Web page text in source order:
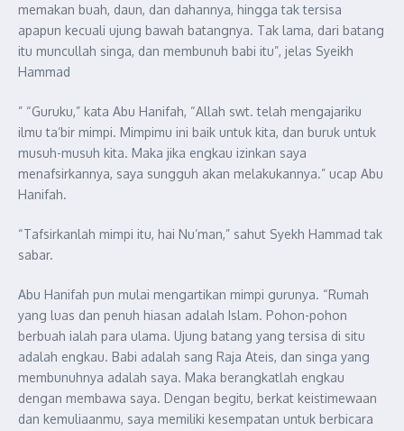
memakan buah, daun, dan dahannya, hingga tak tersisa
apapun kecuali ujung bawah batangnya. Tak lama, dari batang
itu muncullah singa, dan membunuh babi itu”, jelas Syeikh
Hammad
” “Guruku,” kata Abu Hanifah, “Allah swt. telah mengajariku
ilmu ta’bir mimpi. Mimpimu ini baik untuk kita, dan buruk untuk
musuh-musuh kita. Maka jika engkau izinkan saya
menafsirkannya, saya sungguh akan melakukannya.” ucap Abu
Hanifah.
“Tafsirkanlah mimpi itu, hai Nu’man,” sahut Syekh Hammad tak
sabar.
Abu Hanifah pun mulai mengartikan mimpi gurunya. “Rumah
yang luas dan penuh hiasan adalah Islam. Pohon-pohon
berbuah ialah para ulama. Ujung batang yang tersisa di situ
adalah engkau. Babi adalah sang Raja Ateis, dan singa yang
membunuhnya adalah saya. Maka berangkatlah engkau
dengan membawa saya. Dengan begitu, berkat keistimewaan
dan kemuliaanmu, saya memiliki kesempatan untuk berbicara